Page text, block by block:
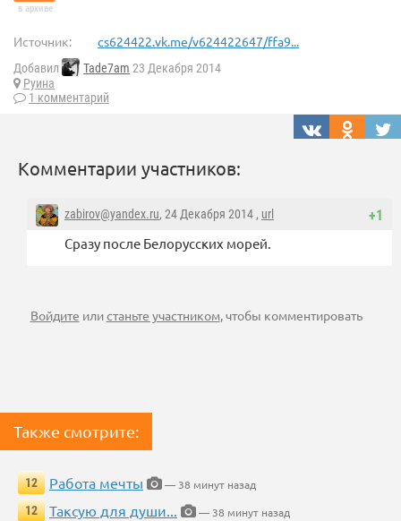
в архиве
Источник: cs624422.vk.me/v624422647/ffa9...
Добавил Tade7am 23 Декабря 2014
Руина
1 комментарий
Комментарии участников:
+1
zabirov@yandex.ru, 24 Декабря 2014 , url
Сразу после Белорусских морей.
Войдите илистаньте участником, чтобы комментировать
Также смотрите:
12 Работа мечты
— 38 минут назад
12
Таксую для души...
— 38 минут назад